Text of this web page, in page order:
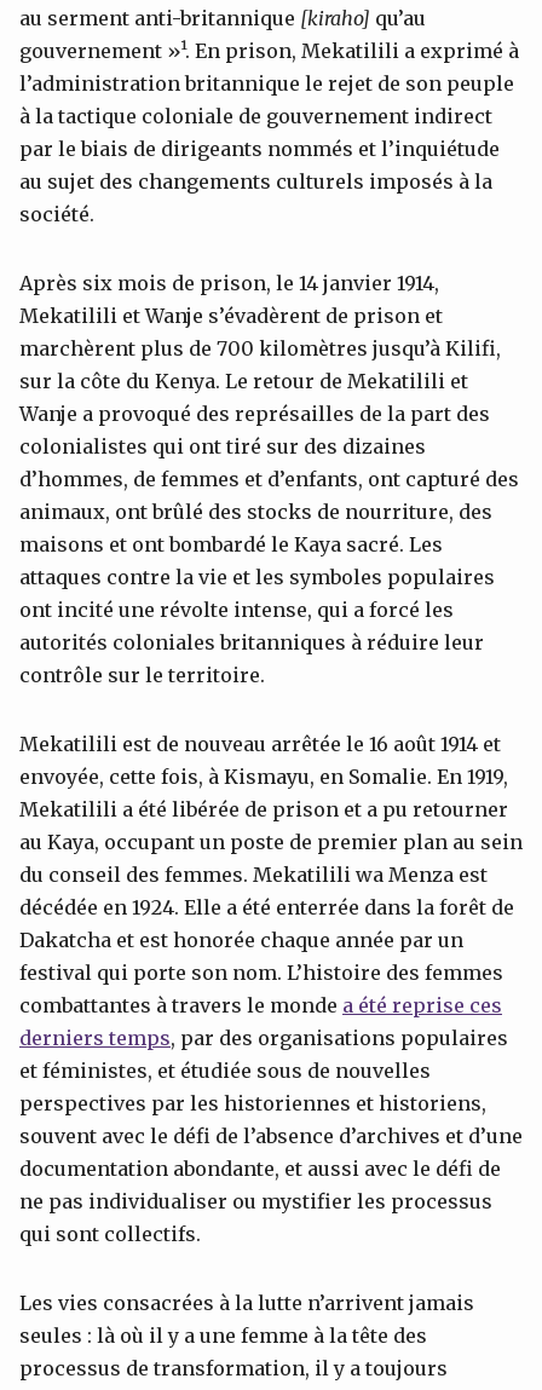
au serment anti-britannique [kiraho] qu’au
gouvernement »¹. En prison, Mekatilili a exprimé à
l’administration britannique le rejet de son peuple
à la tactique coloniale de gouvernement indirect
par le biais de dirigeants nommés et l’inquiétude
au sujet des changements culturels imposés à la
société.
Après six mois de prison, le 14 janvier 1914,
Mekatilili et Wanje s’évadèrent de prison et
marchèrent plus de 700 kilomètres jusqu’à Kilifi,
sur la côte du Kenya. Le retour de Mekatilili et
Wanje a provoqué des représailles de la part des
colonialistes qui ont tiré sur des dizaines
d’hommes, de femmes et d’enfants, ont capturé des
animaux, ont brûlé des stocks de nourriture, des
maisons et ont bombardé le Kaya sacré. Les
attaques contre la vie et les symboles populaires
ont incité une révolte intense, qui a forcé les
autorités coloniales britanniques à réduire leur
contrôle sur le territoire.
Mekatilili est de nouveau arrêtée le 16 août 1914 et
envoyée, cette fois, à Kismayu, en Somalie. En 1919,
Mekatilili a été libérée de prison et a pu retourner
au Kaya, occupant un poste de premier plan au sein
du conseil des femmes. Mekatilili wa Menza est
décédée en 1924. Elle a été enterrée dans la forêt de
Dakatcha et est honorée chaque année par un
festival qui porte son nom. L’histoire des femmes
combattantes à travers le monde a été reprise ces
derniers temps, par des organisations populaires
et féministes, et étudiée sous de nouvelles
perspectives par les historiennes et historiens,
souvent avec le défi de l’absence d’archives et d’une
documentation abondante, et aussi avec le défi de
ne pas individualiser ou mystifier les processus
qui sont collectifs.
Les vies consacrées à la lutte n’arrivent jamais
seules : là où il y a une femme à la tête des
processus de transformation, il y a toujours